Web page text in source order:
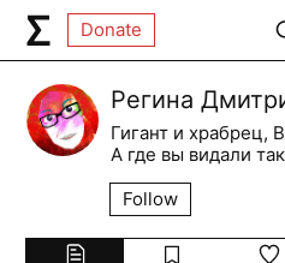
Donate
Регина
Гигант и храбрец,
А где вы видали
Follow